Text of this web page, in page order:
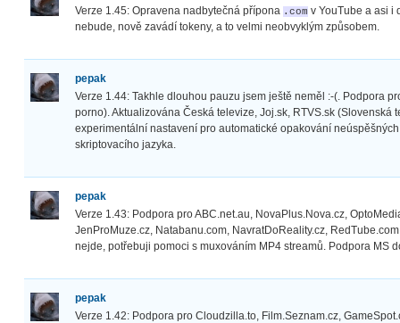
Verze 1.45: Opravena nadbytečná přípona .com v YouTube a asi i
nebude, nově zavádí tokeny, a to velmi neobvyklým způsobem.
pepak
Verze 1.44: Takhle dlouhou pauzu jsem ještě neměl :-(. Podpora
porno). Aktualizována Česká televize, Joj.sk, RTVS.sk (Slovenská
experimentální nastavení pro automatické opakování
skriptovacího jazyka.
pepak
Verze 1.43: Podpora pro ABC.net.au, NovaPlus.Nova.cz,
JenProMuze.cz, Natabanu.com, NavratDoReality.cz,
nejde, potřebuji pomoci s muxováním MP4 streamů. Podpora MS
pepak
Verze 1.42: Podpora pro Cloudzilla.to, Film.Seznam.cz,